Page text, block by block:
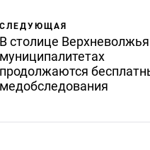
СЛЕДУЮЩАЯ
В столице
муниципалитетах
продолжаются
медобследования